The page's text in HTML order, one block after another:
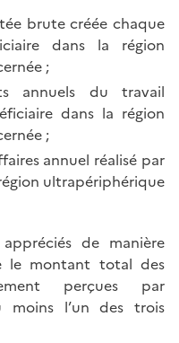
brute créée chaque
dans la région
;
annuels du travail
dans la région
;
annuel réalisé par
ultrapériphérique
de manière
le montant total des
perçues par
moins l’un des trois